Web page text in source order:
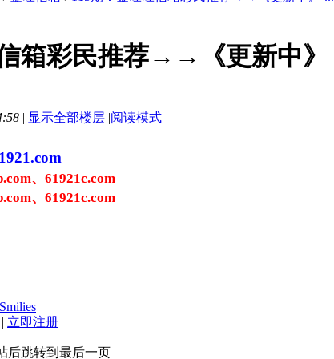
箱彩民推荐→→《更新中》
| 显示全部楼层 |阅读模式
、61921c.com
、61921c.com
Smilies
| 立即注册
后跳转到最后一页